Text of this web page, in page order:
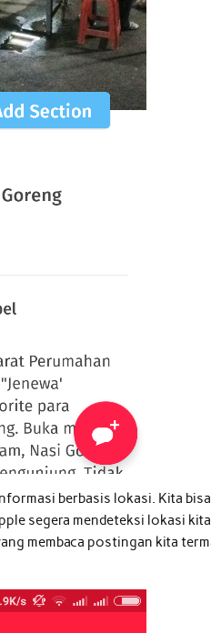
berbasis lokasi. Kita
segera mendeteksi lokasi
membaca postingan kita